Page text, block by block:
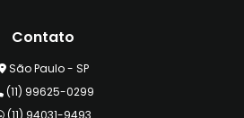
Contato
São Paulo - SP
(11) 99625-0299
(11) 94031-9493